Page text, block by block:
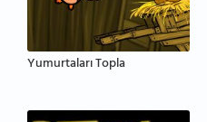
Yumurtaları Topla